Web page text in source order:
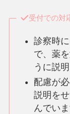
受付での対
診察時
で、薬
うに説
配慮が
説明を
んでいま